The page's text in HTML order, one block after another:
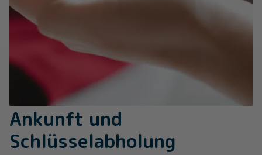
Ankunft und
Schlüsselabholung